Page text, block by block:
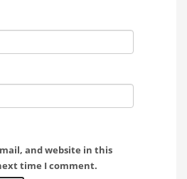
and website in this
time I comment.